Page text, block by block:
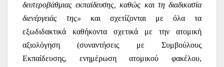
δευτεροβάθμιας εκπαίδευσης, καθώς και τη διαδικασία
διενέργειάς της» και σχετίζονται με όλα τα
εξωδιδακτικά καθήκοντα σχετικά με την ατομική
αξιολόγηση (συναντήσεις με Συμβούλους
Εκπαίδευσης, ενημέρωση ατομικού φακέλου,